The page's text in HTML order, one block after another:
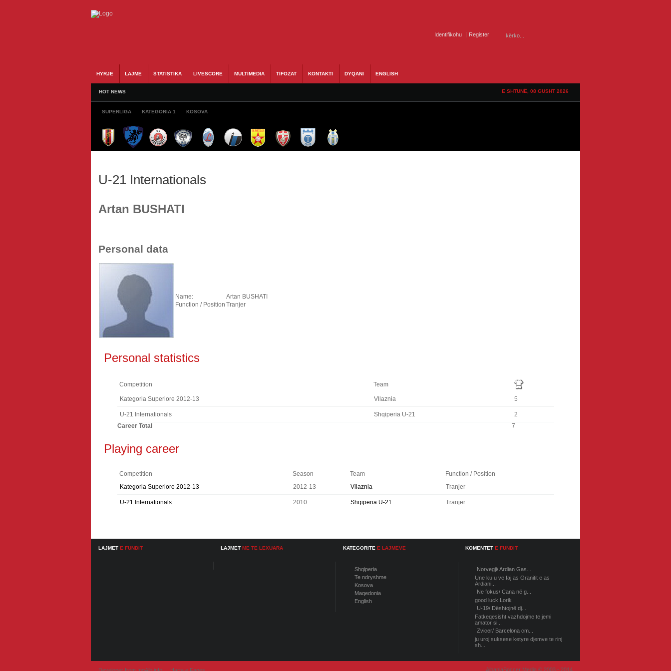
Identifikohu Register
HYRJE LAJME STATISTIKA LIVESCORE MULTIMEDIA TIFOZAT KONTAKTI DYQANI ENGLISH
HOT NEWS E SHTUNË, 08 GUSHT 2026
SUPERLIGA KATEGORIA 1 KOSOVA
U-21 Internationals
Artan BUSHATI
Personal data
Name:
Artan BUSHATI
Function / Position Tranjer
Personal statistics
Competition Team
Kategoria Superiore 2012-13 Vllaznia 5
U-21 Internationals Shqiperia U-21
2
Career Total
7
Playing career
Competition Season Team
Function / Position
Kategoria Superiore 2012-13
2012-13 Vllaznia Tranjer
U-21 Internationals 2010 Shqiperia U-21 Tranjer
LAJMET E FUNDIT LAJMET ME TE LEXUARA KATEGORITE E LAJMEVE
Shqiperia
Te ndryshme
Kosova
Maqedonia
English
KOMENTET E FUNDIT
Norvegji/ Ardian Gas...
Une ku u ve faj as Granitit e as
Ardiani...
Ne fokus/ Cana në g...
good luck Lorik
U-19/ Dështojnë dj...
Fatkeqesisht vazhdojme te jemi
amator si...
Zvicer/ Barcelona cm...
ju uroj suksese ketyre djemve te rinj
sh...
AlbaniaSoccer Media © 2003 - 2014